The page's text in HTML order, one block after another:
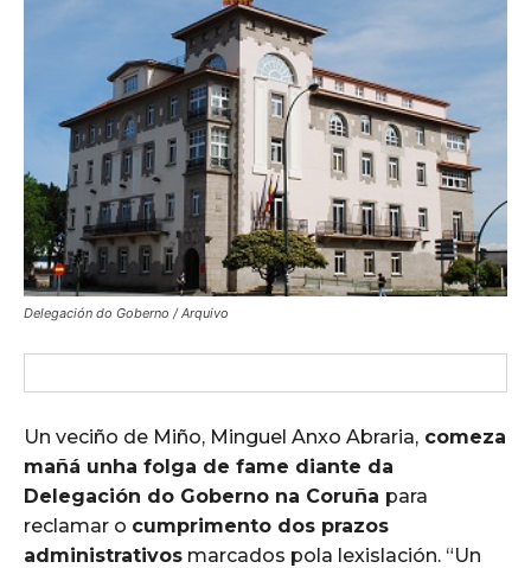
Delegación do Goberno / Arquivo
Un veciño de Miño, Minguel Anxo Abraria, comeza
mañá unha folga de fame diante da
Delegación do Goberno na Coruña para
reclamar o cumprimento dos prazos
administrativos marcados pola lexislación. “Un